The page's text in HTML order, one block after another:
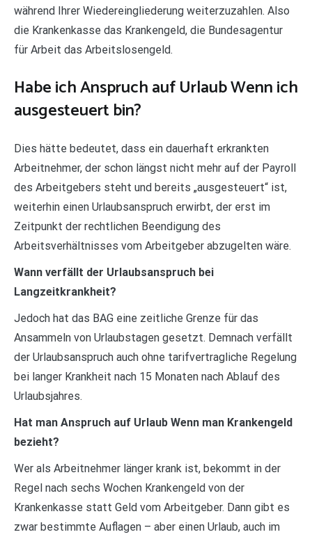
während Ihrer Wiedereingliederung weiterzuzahlen. Also
die Krankenkasse das Krankengeld, die Bundesagentur
für Arbeit das Arbeitslosengeld.
Habe ich Anspruch auf Urlaub Wenn ich
ausgesteuert bin?
Dies hätte bedeutet, dass ein dauerhaft erkrankten
Arbeitnehmer, der schon längst nicht mehr auf der Payroll
des Arbeitgebers steht und bereits „ausgesteuert“ ist,
weiterhin einen Urlaubsanspruch erwirbt, der erst im
Zeitpunkt der rechtlichen Beendigung des
Arbeitsverhältnisses vom Arbeitgeber abzugelten wäre.
Wann verfällt der Urlaubsanspruch bei
Langzeitkrankheit?
Jedoch hat das BAG eine zeitliche Grenze für das
Ansammeln von Urlaubstagen gesetzt. Demnach verfällt
der Urlaubsanspruch auch ohne tarifvertragliche Regelung
bei langer Krankheit nach 15 Monaten nach Ablauf des
Urlaubsjahres.
Hat man Anspruch auf Urlaub Wenn man Krankengeld
bezieht?
Wer als Arbeitnehmer länger krank ist, bekommt in der
Regel nach sechs Wochen Krankengeld von der
Krankenkasse statt Geld vom Arbeitgeber. Dann gibt es
zwar bestimmte Auflagen – aber einen Urlaub, auch im